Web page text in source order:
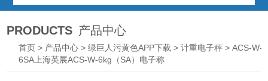
PRODUCTS 产品中心
首页 > 产品中心 >绿巨人污黄色APP下载 >计重电子秤 > ACS-W-
6SA上海英展ACS-W-6kg（SA）电子称